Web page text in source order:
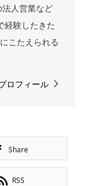
人営業など
経験したきた
こたえられる
ロフィール
Share
RSS